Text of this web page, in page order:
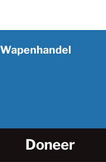
Doneer